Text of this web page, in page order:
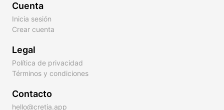
Cuenta
Inicia sesión
Crear cuenta
Legal
Política de privacidad
Términos y condiciones
Contacto
hello@cretia.app